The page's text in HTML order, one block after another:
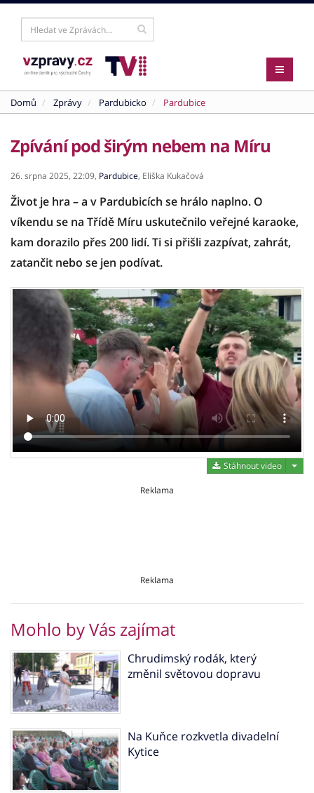
Domů Zprávy Pardubicko Pardubice
Zpívání pod širým nebem na Míru
26. srpna 2025, 22:09, Pardubice, Eliška Kukačová
Život je hra – a v Pardubicích se hrálo naplno. O
víkendu se na Třídě Míru uskutečnilo veřejné karaoke,
kam dorazilo přes 200 lidí. Ti si přišli zazpívat, zahrát,
zatančit nebo se jen podívat.
Stáhnout video
Reklama
Reklama
Mohlo by Vás zajímat
Chrudimský rodák, který
změnil světovou dopravu
Na Kuňce rozkvetla divadelní
Kytice